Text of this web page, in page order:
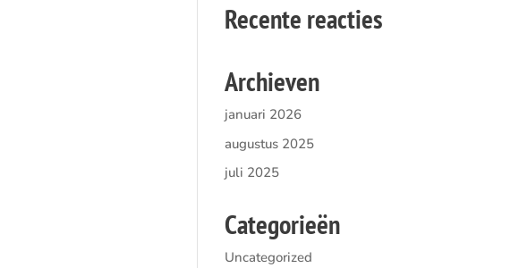
Recente reacties
Archieven
januari 2026
augustus 2025
juli 2025
Categorieën
Uncategorized